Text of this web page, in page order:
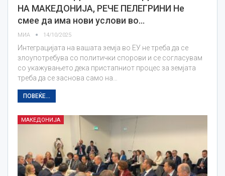
НА МАКЕДОНИЈА, РЕЧЕ ПЕЛЕГРИНИ Не
смее да има нови услови во…
МИА 14/10/2025
Интеграцијата на вашата земја во ЕУ не треба да се
злоупотребува со политички спорови и се согласувам
со укажувањето дека пристапниот процес за земјата
треба да се заснова само на…
ПОВЕЌЕ...
МАКЕДОНИЈА